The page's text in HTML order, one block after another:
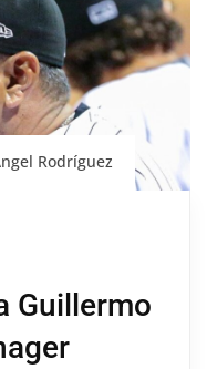
Rodríguez
Guillermo